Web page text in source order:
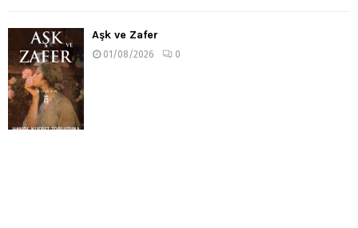
Aşk ve Zafer
01/08/2026 0